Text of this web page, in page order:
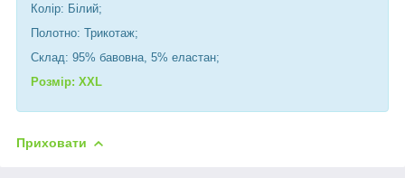
Колір: Білий;
Полотно: Трикотаж;
Склад: 95% бавовна, 5% еластан;
Розмір: XXL
Приховати